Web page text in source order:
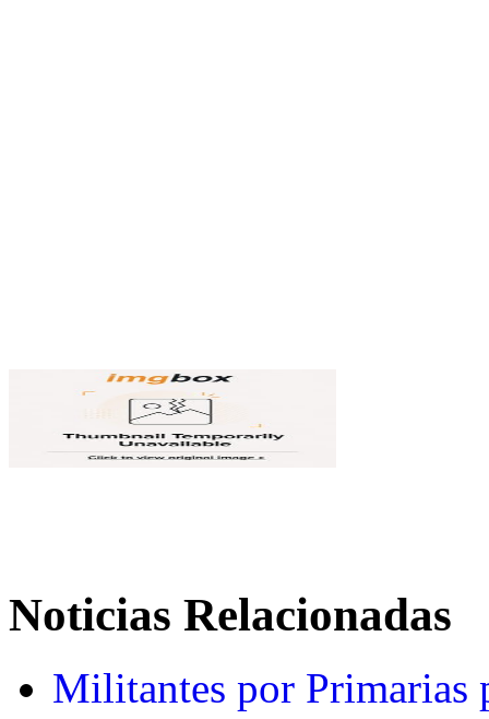
Noticias Relacionadas
Militantes por Primarias